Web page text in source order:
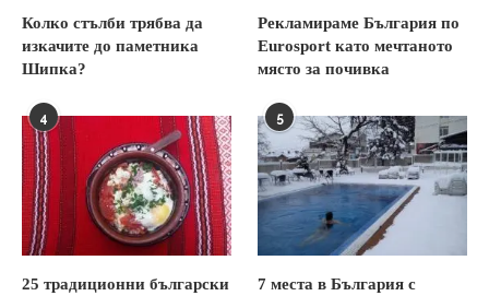
Колко стълби трябва да
изкачите до паметника
Шипка?
Рекламираме България по
Eurosport като мечтаното
място за почивка
4
25 традиционни български
5
7 места в България с